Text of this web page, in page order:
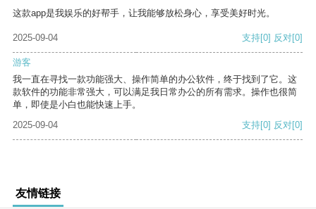
这款app是我娱乐的好帮手，让我能够放松身心，享受美好时光。
2025-09-04 支持[0] 反对[0]
游客
我一直在寻找一款功能强大、操作简单的办公软件，终于找到了它。这
款软件的功能非常强大，可以满足我日常办公的所有需求。操作也很简
单，即使是小白也能快速上手。
2025-09-04
支持[0] 反对[0]
友情链接